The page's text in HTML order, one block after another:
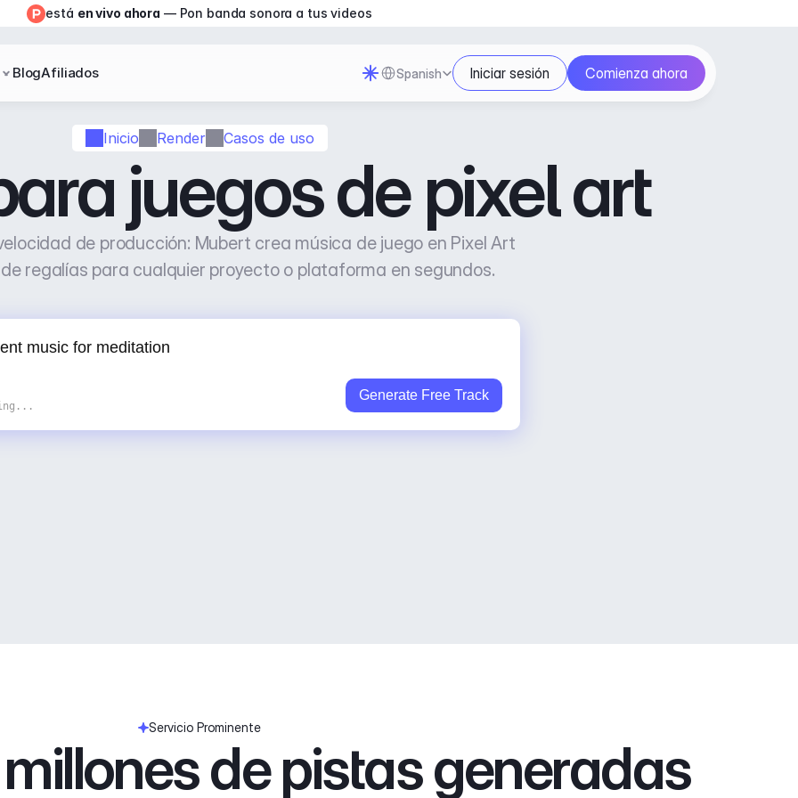
Inicio Render Casos de uso
juegos de pixel art
de producción: Mubert crea música de juego en Pixel Art
regalías para cualquier proyecto o plataforma en segundos.
Generate Free Track
Servicio Prominente
de pistas generadas
está en vivo ahora — Pon banda sonora a tus videos
BlogAfiliados Select Language
Spanish Iniciar sesión Comienza ahora